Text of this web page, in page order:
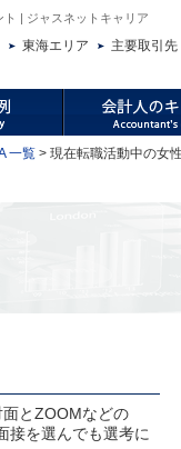
| ジャスネットキャリア
主要取引先
東海エリア
一覧 > 現在転職活動中の女
とZOOMなどの
接を選んでも選考に